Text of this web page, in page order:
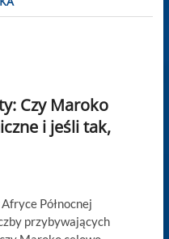
Czy Maroko
i jeśli tak,
Północnej
przybywających